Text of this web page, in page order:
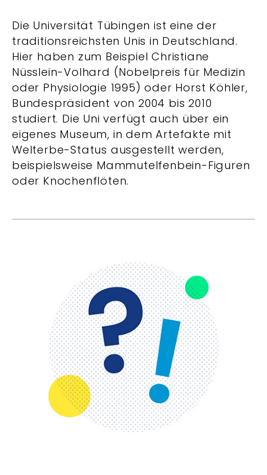
Die Universität Tübingen ist eine der
traditionsreichsten Unis in Deutschland.
Hier haben zum Beispiel Christiane
Nüsslein-Volhard (Nobelpreis für Medizin
oder Physiologie 1995) oder Horst Köhler,
Bundespräsident von 2004 bis 2010
studiert. Die Uni verfügt auch über ein
eigenes Museum, in dem Artefakte mit
Welterbe-Status ausgestellt werden,
beispielsweise Mammutelfenbein-Figuren
oder Knochenflöten.